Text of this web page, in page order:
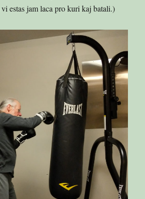
estas jam laca pro kuri kaj batali.)